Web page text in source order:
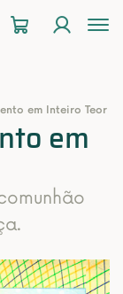
em Inteiro Teor
em